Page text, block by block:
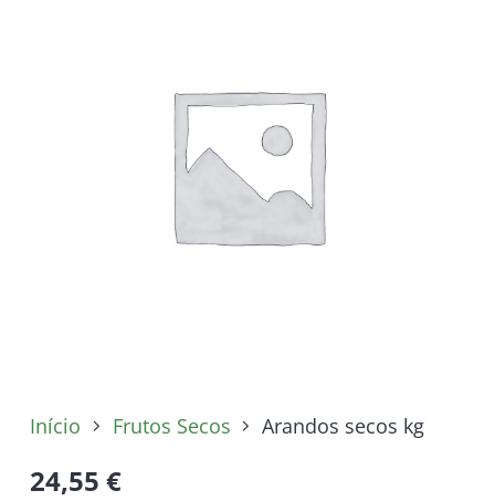
Início Frutos Secos Arandos secos kg
24,55 €